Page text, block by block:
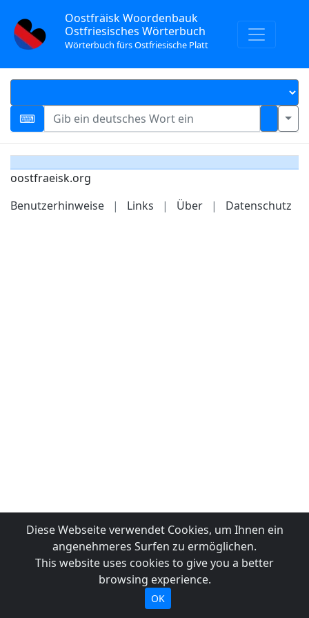
Oostfräisk Woordenbauk
Ostfriesisches Wörterbuch
Wörterbuch fürs Ostfriesische Platt
oostfraeisk.org
Benutzerhinweise
| Links | Über | Datenschutz
Diese Webseite verwendet Cookies, um Ihnen ein
angenehmeres Surfen zu ermöglichen.
This website uses cookies to give you a better
browsing experience.
OK